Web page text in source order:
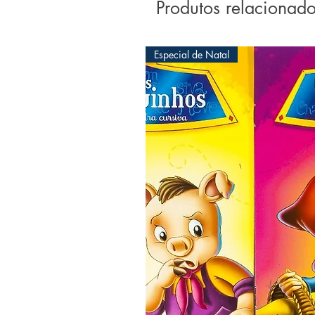
Produtos
Especial de Natal